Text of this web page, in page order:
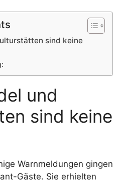
sind keine
und
sind keine
Warnmeldungen gingen
Gäste. Sie erhielten